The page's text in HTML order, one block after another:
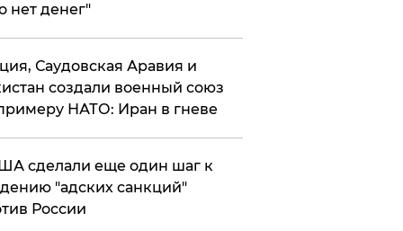
нет денег"
Саудовская Аравия и
создали военный союз
НАТО: Иран в гневе
сделали еще один шаг к
"адских санкций"
России